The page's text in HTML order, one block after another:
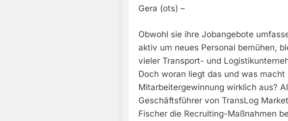
Gera (ots) –
Obwohl sie ihre Jobangebote
aktiv um neues Personal bemühen,
vieler Transport- und
Doch woran liegt das und was
Mitarbeitergewinnung wirklich aus?
Geschäftsführer von TransLog
Fischer die Recruiting-Maßnahmen